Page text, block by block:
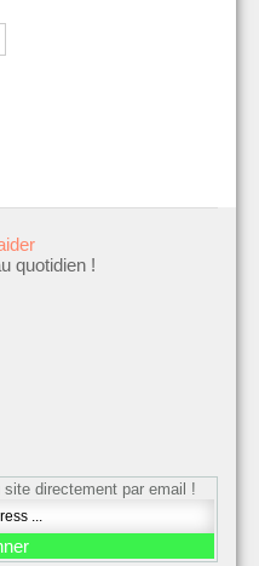
quotidien !
directement par email !